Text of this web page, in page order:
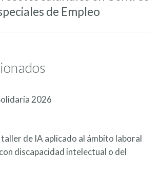
siguiente:
de Empleo
2026
de IA aplicado al ámbito laboral
discapacidad intelectual o del